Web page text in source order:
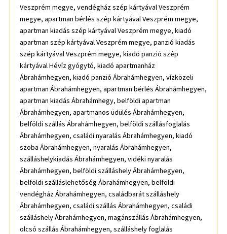
Veszprém megye, vendégház szép kártyával Veszprém
megye, apartman bérlés szép kártyával Veszprém megye,
apartman kiadás szép kártyával Veszprém megye, kiadó
apartman szép kártyával Veszprém megye, panzió kiadás
szép kártyával Veszprém megye, kiadó panzió szép
kártyával Hévíz gyógytó, kiadó apartmanház
Ábrahámhegyen, kiadó panzió Ábrahámhegyen, vízközeli
apartman Ábrahámhegyen, apartman bérlés Ábrahámhegyen,
apartman kiadás Ábrahámhegy, belföldi apartman
Ábrahámhegyen, apartmanos üdülés Ábrahámhegyen,
belföldi szállás Ábrahámhegyen, belföldi szállásfoglalás
Ábrahámhegyen, családi nyaralás Ábrahámhegyen, kiadó
szoba Ábrahámhegyen, nyaralás Ábrahámhegyen,
szálláshelykiadás Ábrahámhegyen, vidéki nyaralás
Ábrahámhegyen, belföldi szálláshely Ábrahámhegyen,
belföldi szálláslehetőség Ábrahámhegyen, belföldi
vendégház Ábrahámhegyen, családbarát szálláshely
Ábrahámhegyen, családi szállás Ábrahámhegyen, családi
szálláshely Ábrahámhegyen, magánszállás Ábrahámhegyen,
olcsó szállás Ábrahámhegyen, szálláshely foglalás